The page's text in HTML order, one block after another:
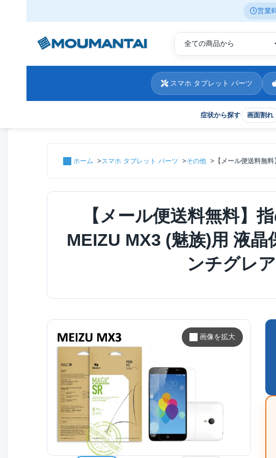
営業
症状から探す 画面割れ
スマホ タブレット パーツ
ホーム スマホ タブレット パーツ その他 【メール便送料無
【メール便送料無料】
MEIZU MX3 (魅族)用 液
ンチグレ
画像を拡大